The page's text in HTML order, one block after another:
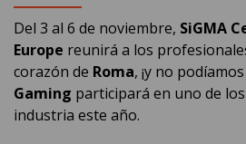
Del 3 al 6 de noviembre, SiGMA
Europe reunirá a los
corazón de Roma, ¡y no
Gaming participará en uno de
industria este año.